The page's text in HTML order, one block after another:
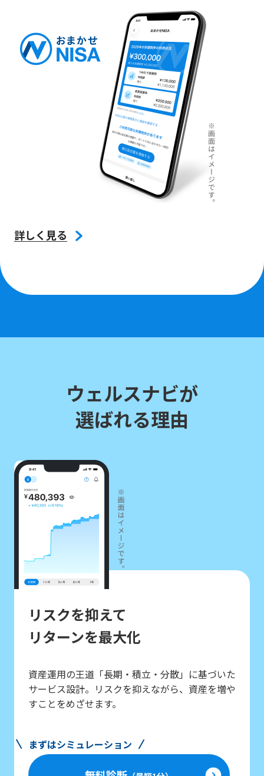
詳しく見る
ウェルスナビが
選ばれる理由
01
リスクを抑えて
リターンを最大化
資産運用の王道「長期・積立・分散」に基づいた
サービス設計。リスクを抑えながら、資産を増や
すことをめざせます。
まずはシミュレーション